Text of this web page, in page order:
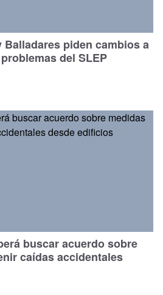
Balladares piden cambios a
del SLEP
buscar acuerdo sobre
caídas accidentales